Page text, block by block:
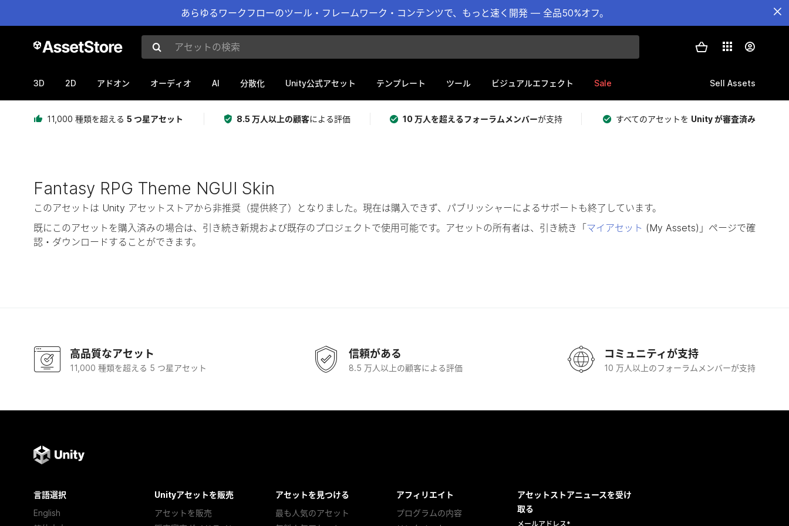
あらゆるワークフローのツール・フレームワーク・コンテンツで、もっと速く開発 — 全品50%オフ。
アセットの検索
3D 2D アドオン オーディオ AI 分散化 Unity公式アセット テンプレート ツール ビジュアルエフェクト Sale Sell Assets
11,000 種類を超える 5 つ星アセット 8.5 万人以上の顧客による評価 10 万人を超えるフォーラムメンバーが支持 すべてのアセットを Unity が審査済み
Fantasy RPG Theme NGUI Skin
このアセットは Unity アセットストアから非推奨（提供終了）となりました。現在は購入できず、パブリッシャーによるサポートも終了しています。
既にこのアセットを購入済みの場合は、引き続き新規および既存のプロジェクトで使用可能です。アセットの所有者は、引き続き「 マイアセット (My Assets)」ページで確
認・ダウンロードすることができます。
高品質なアセット
11,000 種類を超える 5 つ星アセット
信頼がある
8.5 万人以上の顧客による評価
コミュニティが支持
10 万人以上のフォーラムメンバーが支持
言語選択
English
Unityアセットを販売
アセットを販売
アセットを見つける
最も人気のアセット
アフィリエイト
プログラムの内容
アセットストアニュースを受け
取る
メールアドレス*